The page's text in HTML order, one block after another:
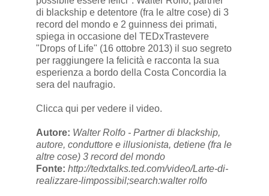
di blackship e detentore (fra le altre cose) di 3
record del mondo e 2 guinness dei primati,
spiega in occasione del TEDxTrastevere
"Drops of Life" (16 ottobre 2013) il suo segreto
per raggiungere la felicità e racconta la sua
esperienza a bordo della Costa Concordia la
sera del naufragio.
Clicca qui per vedere il video.
Autore: Walter Rolfo - Partner di blackship,
autore, conduttore e illusionista, detiene (fra le
altre cose) 3 record del mondo
Fonte: http://tedxtalks.ted.com/video/Larte-di-
realizzare-limpossibil;search:walter rolfo